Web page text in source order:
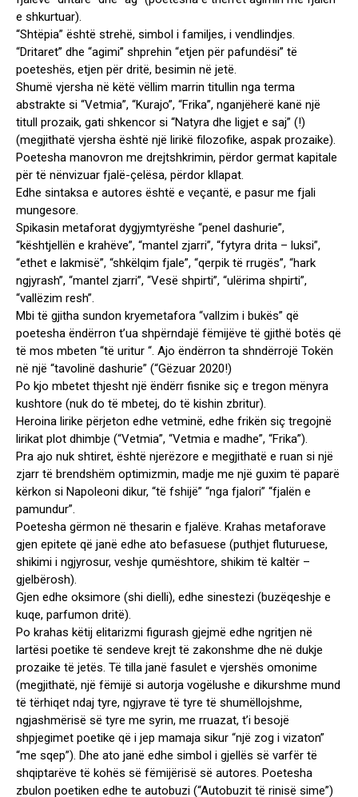
e shkurtuar).
“Shtëpia” është strehë, simbol i familjes, i vendlindjes.
“Dritaret” dhe “agimi” shprehin “etjen për pafundësi” të
poeteshës, etjen për dritë, besimin në jetë.
Shumë vjersha në këtë vëllim marrin titullin nga terma
abstrakte si “Vetmia”, “Kurajo”, “Frika”, nganjëherë kanë një
titull prozaik, gati shkencor si “Natyra dhe ligjet e saj” (!)
(megjithatë vjersha është një lirikë filozofike, aspak prozaike).
Poetesha manovron me drejtshkrimin, përdor germat kapitale
për të nënvizuar fjalë-çelësa, përdor kllapat.
Edhe sintaksa e autores është e veçantë, e pasur me fjali
mungesore.
Spikasin metaforat dygjymtyrëshe “penel dashurie”,
“kështjellën e krahëve”, “mantel zjarri”, “fytyra drita – luksi”,
“ethet e lakmisë”, “shkëlqim fjale”, “qerpik të rrugës”, “hark
ngjyrash”, “mantel zjarri”, “Vesë shpirti”, “ulërima shpirti”,
“vallëzim resh”.
Mbi të gjitha sundon kryemetafora “vallzim i bukës” që
poetesha ëndërron t’ua shpërndajë fëmijëve të gjithë botës që
të mos mbeten “të uritur “. Ajo ëndërron ta shndërrojë Tokën
në një “tavolinë dashurie” (“Gëzuar 2020!)
Po kjo mbetet thjesht një ëndërr fisnike siç e tregon mënyra
kushtore (nuk do të mbetej, do të kishin zbritur).
Heroina lirike përjeton edhe vetminë, edhe frikën siç tregojnë
lirikat plot dhimbje (“Vetmia”, “Vetmia e madhe”, “Frika”).
Pra ajo nuk shtiret, është njerëzore e megjithatë e ruan si një
zjarr të brendshëm optimizmin, madje me një guxim të paparë
kërkon si Napoleoni dikur, “të fshijë” “nga fjalori” “fjalën e
pamundur”.
Poetesha gërmon në thesarin e fjalëve. Krahas metaforave
gjen epitete që janë edhe ato befasuese (puthjet fluturuese,
shikimi i ngjyrosur, veshje qumështore, shikim të kaltër –
gjelbërosh).
Gjen edhe oksimore (shi dielli), edhe sinestezi (buzëqeshje e
kuqe, parfumon dritë).
Po krahas këtij elitarizmi figurash gjejmë edhe ngritjen në
lartësi poetike të sendeve krejt të zakonshme dhe në dukje
prozaike të jetës. Të tilla janë fasulet e vjershës omonime
(megjithatë, një fëmijë si autorja vogëlushe e dikurshme mund
të tërhiqet ndaj tyre, ngjyrave të tyre të shumëllojshme,
ngjashmërisë së tyre me syrin, me rruazat, t’i besojë
shpjegimet poetike që i jep mamaja sikur “një zog i vizaton”
“me sqep”). Dhe ato janë edhe simbol i gjellës së varfër të
shqiptarëve të kohës së fëmijërisë së autores. Poetesha
zbulon poetiken edhe te autobuzi (“Autobuzit të rinisë sime”)